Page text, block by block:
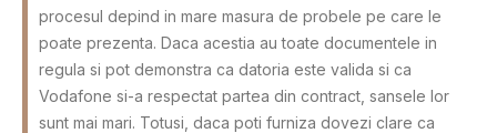
procesul depind in mare masura de probele pe care le
poate prezenta. Daca acestia au toate documentele in
regula si pot demonstra ca datoria este valida si ca
Vodafone si-a respectat partea din contract, sansele lor
sunt mai mari. Totusi, daca poti furniza dovezi clare ca